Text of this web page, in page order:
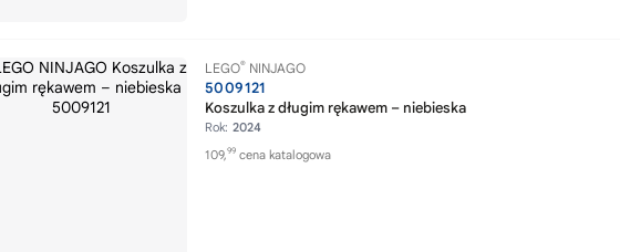
LEGO® NINJAGO
5009121
Koszulka z długim rękawem – niebieska
Rok: 2024
109,99 cena katalogowa